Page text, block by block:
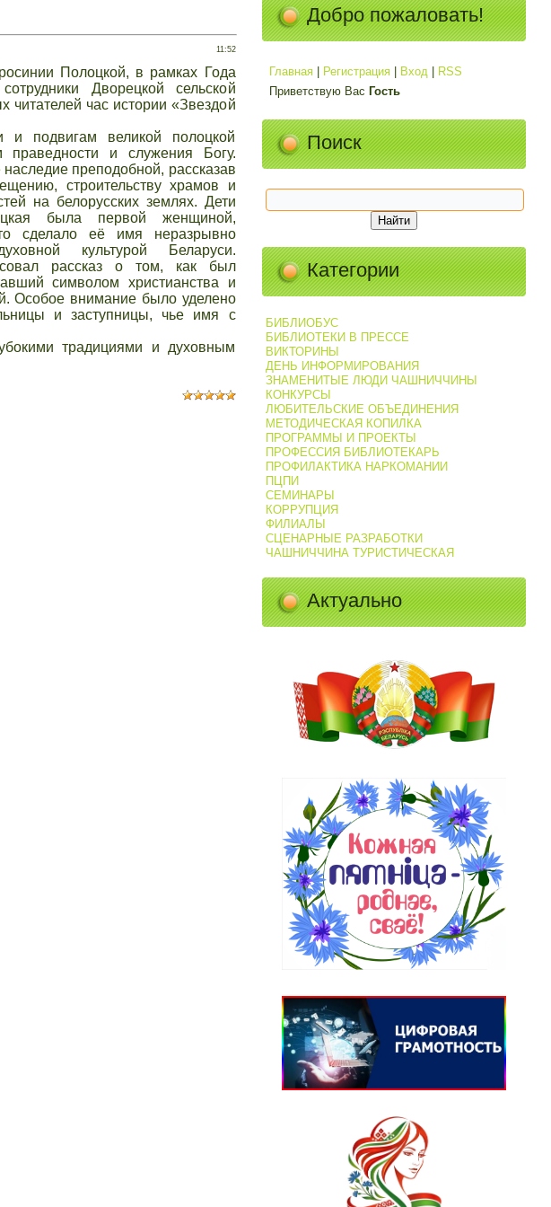
11:52
Полоцкой, в рамках Года
Дворецкой сельской
читателей час истории «Звездой
и подвигам великой полоцкой
праведности и служения Богу.
преподобной, рассказав
строительству храмов и
на белорусских землях. Дети
была первой женщиной,
сделало её имя неразрывно
культурой Беларуси.
рассказ о том, как был
символом христианства и
Особое внимание было уделено
и заступницы, чье имя с
традициями и духовным
Добро пожаловать!
Главная| Регистрация| Вход|
RSS
Приветствую Вас Гость
Поиск
Категории
БИБЛИОБУС
БИБЛИОТЕКИ В ПРЕССЕ
ВИКТОРИНЫ
ДЕНЬ ИНФОРМИРОВАНИЯ
ЗНАМЕНИТЫЕ ЛЮДИ ЧАШНИЧЧИНЫ
КОНКУРСЫ
ЛЮБИТЕЛЬСКИЕ ОБЪЕДИНЕНИЯ
МЕТОДИЧЕСКАЯ КОПИЛКА
ПРОГРАММЫ И ПРОЕКТЫ
ПРОФЕССИЯ БИБЛИОТЕКАРЬ
ПРОФИЛАКТИКА НАРКОМАНИИ
ПЦПИ
СЕМИНАРЫ
КОРРУПЦИЯ
ФИЛИАЛЫ
СЦЕНАРНЫЕ РАЗРАБОТКИ
ЧАШНИЧЧИНА ТУРИСТИЧЕСКАЯ
Актуально